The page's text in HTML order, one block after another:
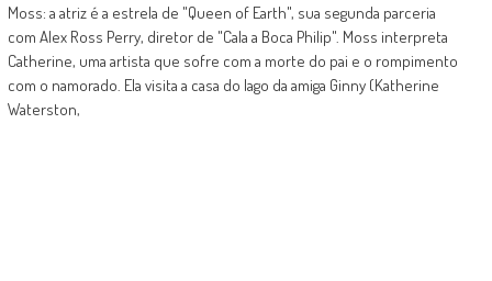
Moss: a atriz é a estrela de "Queen of Earth", sua segunda parceria
com Alex Ross Perry, diretor de "Cala a Boca Philip". Moss interpreta
Catherine, uma artista que sofre com a morte do pai e o rompimento
com o namorado. Ela visita a casa do lago da amiga Ginny (Katherine
Waterston,